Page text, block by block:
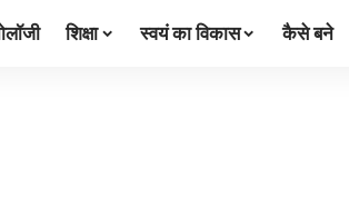
शिक्षा स्वयं का विकास कैसे बने